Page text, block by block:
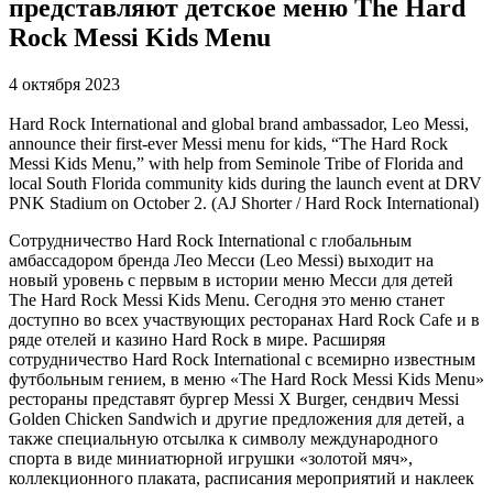
представляют детское меню The Hard
Rock Messi Kids Menu
4 октября 2023
Hard Rock International and global brand ambassador, Leo Messi,
announce their first-ever Messi menu for kids, “The Hard Rock
Messi Kids Menu,” with help from Seminole Tribe of Florida and
local South Florida community kids during the launch event at DRV
PNK Stadium on October 2. (AJ Shorter / Hard Rock International)
Сотрудничество Hard Rock International с глобальным
амбассадором бренда Лео Месси (Leo Messi) выходит на
новый уровень с первым в истории меню Месси для детей
The Hard Rock Messi Kids Menu. Сегодня это меню станет
доступно во всех участвующих ресторанах Hard Rock Cafe и в
ряде отелей и казино Hard Rock в мире. Расширяя
сотрудничество Hard Rock International с всемирно известным
футбольным гением, в меню «The Hard Rock Messi Kids Menu»
рестораны представят бургер Messi X Burger, сендвич Messi
Golden Chicken Sandwich и другие предложения для детей, а
также специальную отсылка к символу международного
спорта в виде миниатюрной игрушки «золотой мяч»,
коллекционного плаката, расписания мероприятий и наклеек